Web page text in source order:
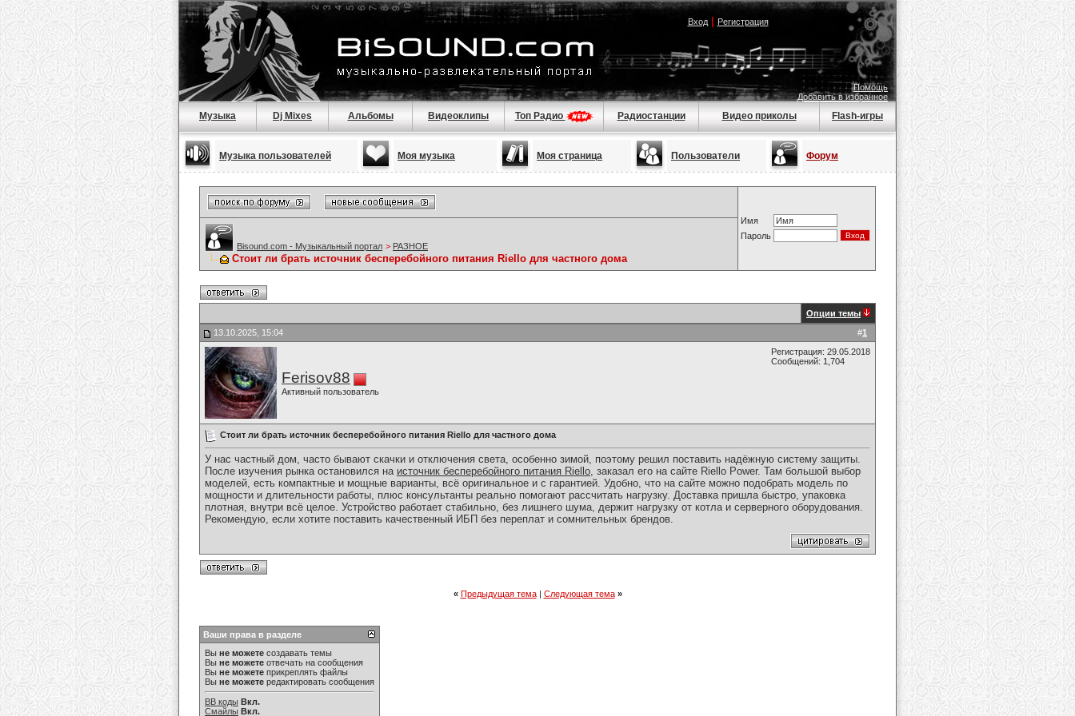
Вход| Регистрация
Помощь
Добавить в избранное
Музыка Dj Mixes Альбомы Видеоклипы Топ Радио Радиостанции Видео приколы Flash-игры
Музыка пользователей Моя музыка Моя страница Пользователи Форум
Имя
Пароль
Bisound.com - Музыкальный портал > РАЗНОЕ
Стоит ли брать источник бесперебойного питания Riello для частного дома
Опции темы
#1
13.10.2025, 15:04
Ferisov88
Активный пользователь
Регистрация: 29.05.2018
Сообщений: 1,704
Стоит ли брать источник бесперебойного питания Riello для частного дома
У нас частный дом, часто бывают скачки и отключения света, особенно зимой, поэтому решил поставить надёжную систему защиты.
После изучения рынка остановился на источник бесперебойного питания Riello, заказал его на сайте Riello Power. Там большой выбор
моделей, есть компактные и мощные варианты, всё оригинальное и с гарантией. Удобно, что на сайте можно подобрать модель по
мощности и длительности работы, плюс консультанты реально помогают рассчитать нагрузку. Доставка пришла быстро, упаковка
плотная, внутри всё целое. Устройство работает стабильно, без лишнего шума, держит нагрузку от котла и серверного оборудования.
Рекомендую, если хотите поставить качественный ИБП без переплат и сомнительных брендов.
« Предыдущая тема| Следующая тема »
Ваши права в разделе
Вы не можете создавать темы
Вы не можете отвечать на сообщения
Вы не можете прикреплять файлы
Вы не можете редактировать сообщения
BB коды Вкл.
Смайлы Вкл.